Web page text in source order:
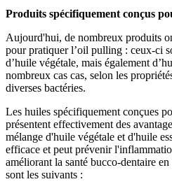
Produits spécifiquement conçus
Aujourd'hui, de nombreux produits
pour pratiquer l’oil pulling : ceux-ci
d’huile végétale, mais également
nombreux cas cas, selon les
diverses bactéries.
Les huiles spécifiquement conçues
présentent effectivement des
mélange d'huile végétale et d'huile
efficace et peut prévenir
améliorant la santé bucco-dentaire
sont les suivants :